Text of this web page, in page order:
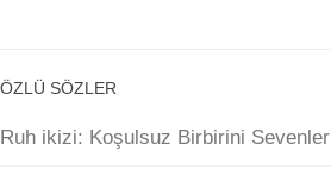
ÖZLÜ SÖZLER
Ruh ikizi: Koşulsuz Birbirini Sevenler